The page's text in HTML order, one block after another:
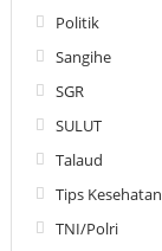
Politik
Sangihe
SGR
SULUT
Talaud
Tips Kesehatan
TNI/Polri